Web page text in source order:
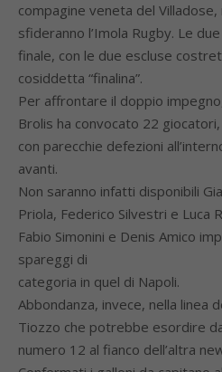
compagine veneta del
sfideranno l’Imola Rugby. Le
finale, con le due escluse
cosiddetta “finalina”.
Per affrontare il doppio
Brolis ha convocato 22
con parecchie defezioni
avanti.
Non saranno infatti disponibili
Priola, Federico Silvestri e Luca
Fabio Simonini e Denis Amico
spareggi di
categoria in quel di Napoli.
Abbondanza, invece, nella linea
Tiozzo che potrebbe esordire
numero 12 al fianco dell’altra